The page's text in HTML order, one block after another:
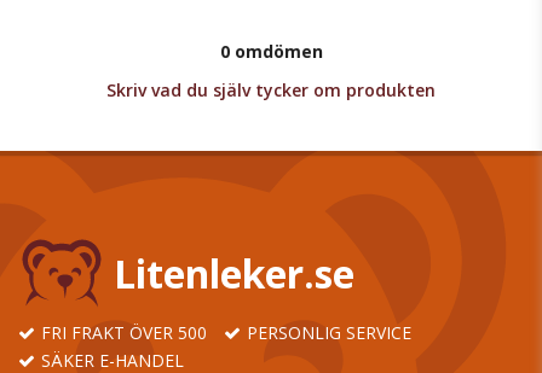
0 omdömen
Skriv vad du själv tycker om produkten
Litenleker.se
FRI FRAKT ÖVER 500
PERSONLIG SERVICE
SÄKER E-HANDEL